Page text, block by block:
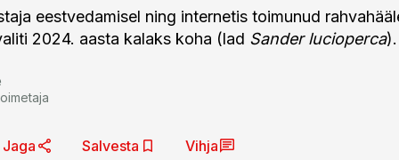
eestvedamisel ning internetis toimunud
2024. aasta kalaks koha (lad Sander lucioperca).
Jaga Salvesta Vihja